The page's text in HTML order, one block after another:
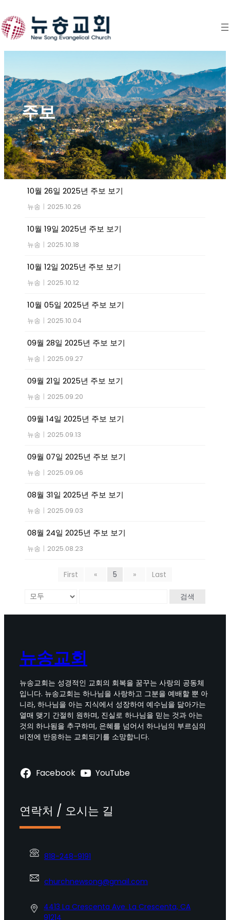
to
content
주보
10월 26일 2025년 주보 보기
뉴송 | 2025.10.26
10월 19일 2025년 주보 보기
뉴송 | 2025.10.18
10월 12일 2025년 주보 보기
뉴송 | 2025.10.12
10월 05일 2025년 주보 보기
뉴송 | 2025.10.04
09월 28일 2025년 주보 보기
뉴송 | 2025.09.27
09월 21일 2025년 주보 보기
뉴송 | 2025.09.20
09월 14일 2025년 주보 보기
뉴송 | 2025.09.13
09월 07일 2025년 주보 보기
뉴송 | 2025.09.06
08월 31일 2025년 주보 보기
뉴송 | 2025.09.03
08월 24일 2025년 주보 보기
뉴송 | 2025.08.23
First « 5 » Last
검색
뉴송교회
뉴송교회는 성경적인 교회의 회복을 꿈꾸는 사랑의 공동체
입니다. 뉴송교회는 하나님을 사랑하고 그분을 예배할 뿐 아
니라, 하나님을 아는 지식에서 성장하여 예수님을 닮아가는
열매 맺기 간절히 원하며, 진실로 하나님을 믿는 것과 아는
것의 하나됨을 추구하며, 은혜를 넘어서 하나님의 부르심의
비전에 반응하는 교회되기를 소망합니다.
Facebook YouTube
연락처 / 오시는 길
818-248-9191
churchnewsong@gmail.com
4413 La Crescenta Ave. La Crescenta, CA
91214